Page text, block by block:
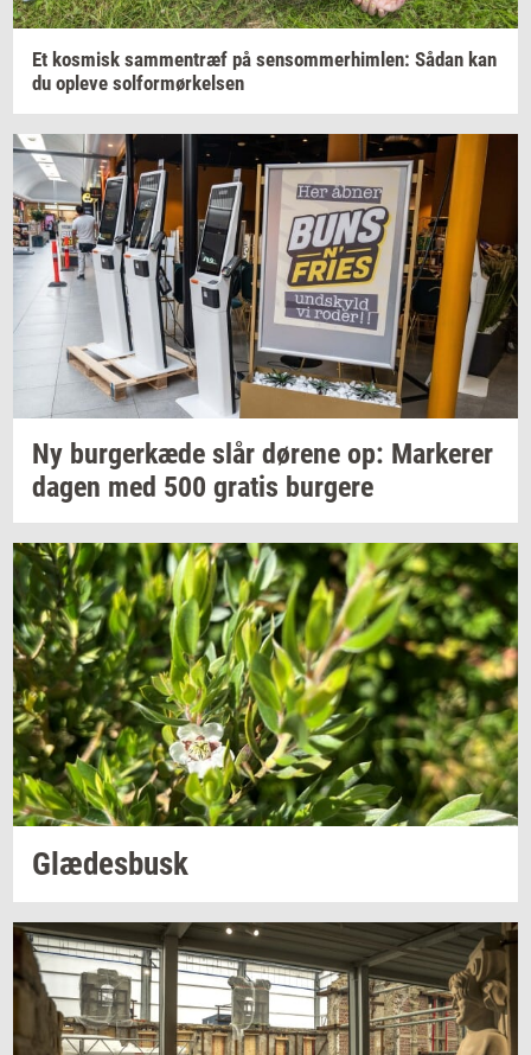
Et kos­misk sam­men­træf på sen­som­mer­him­len: Sådan kan
du op­le­ve sol­for­mør­kel­sen
Ny bur­ger­kæ­de slår dø­re­ne op: Mar­ke­rer
dagen med 500 gra­tis bur­ge­re
Glæ­des­busk